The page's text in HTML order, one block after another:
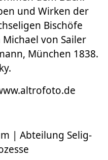
und Wirken der
Bischöfe
von Sailer
München 1838.
| Abteilung Selig-